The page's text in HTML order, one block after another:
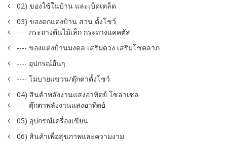
02) ของใช้ในบ้าน และเบ็ดเตล็ด
03) ของตกแต่งบ้าน สวน ตั้งโชว์
---- กระถางต้นไม้เล็ก กระถางแคคตัส
---- ของแต่งบ้านมงคล เสริมดวง เสริมโชคลาภ
---- อุปกรณ์อื่นๆ
---- โมบายแขวน/ตุ๊กตาตั้งโชว์
04) สินค้าพลังงานแสงอาทิตย์ โซล่าเซล
---- ตุ๊กตาพลังงานแสงอาทิตย์
05) อุปกรณ์เครื่องเขียน
06) สินค้าเพื่อสุขภาพและความงาม